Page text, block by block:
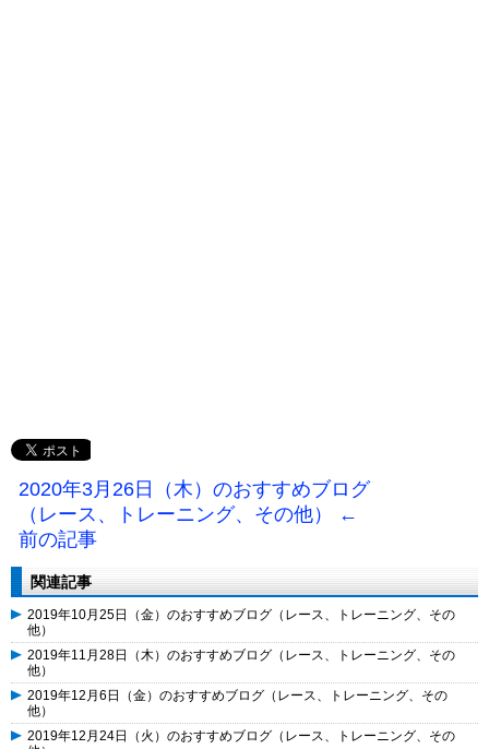
2020年3月26日（木）のおすすめブログ
（レース、トレーニング、その他） ←
前の記事
関連記事
2019年10月25日（金）のおすすめブログ（レース、トレーニング、その
他）
2019年11月28日（木）のおすすめブログ（レース、トレーニング、その
他）
2019年12月6日（金）のおすすめブログ（レース、トレーニング、その
他）
2019年12月24日（火）のおすすめブログ（レース、トレーニング、その